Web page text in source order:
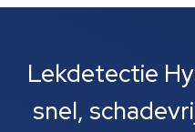
Lekdetectie
snel,